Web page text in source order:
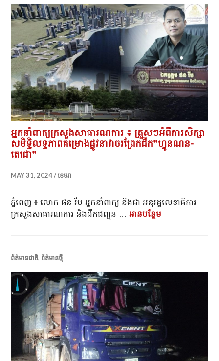
អ្នកនាំពាក្យក្រសួងសាធារណការ ៖ ត្រួសៗអំពីការសិក្សា
សមិទ្ធិលទ្ធភាពគម្រោងផ្លូវនាវាចរព្រែកជីក”ហ្វូនណន-
តេជោ”
MAY 31, 2024 ខេមរា
ភ្នំពេញ ៖ លោក ផន រឹម អ្នកនាំពាក្យ និងជា អនុរដ្ឋលេខាធិការ
ក្រសួងសាធារណការ និងដឹកជញ្ជូន …អាន​បន្ថែម
ព័ត៌មានជាតិ, ព័ត៌មានថ្មី